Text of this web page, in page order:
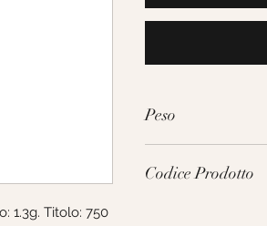
1.3g. Titolo: 750
Peso
Codice Prodotto